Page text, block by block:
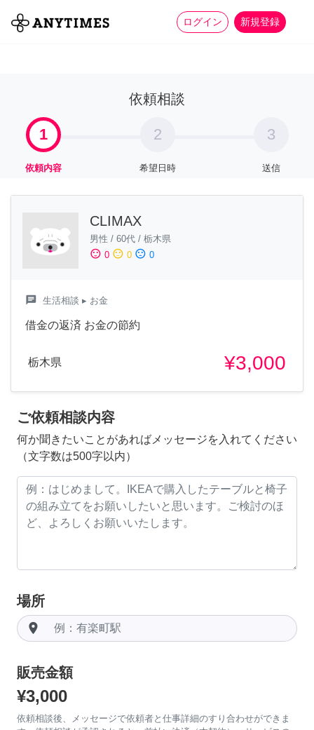
ログイン 新規登録
全て 家事 more_horiz
依頼相談
1
依頼内容
2
希望日時
3
送信
CLIMAX
男性 / 60代 / 栃木県
sentiment_satisfied 0 sentiment_neutral 0 sentiment_dissatisfied 0
chat 生活相談 ▸ お金
借金の返済 お金の節約
栃木県 ¥3,000
ご依頼相談内容
何か聞きたいことがあればメッセージを入れてください
（文字数は500字以内）
場所
room
販売金額
¥3,000
依頼相談後、メッセージで依頼者と仕事詳細のすり合わせができま